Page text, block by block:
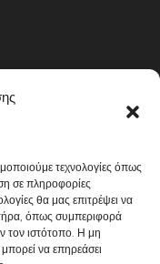
τεχνολογίες όπως
σε πληροφορίες
θα μας επιτρέψει να
όπως συμπεριφορά
τον ιστότοπο. Η μη
να επηρεάσει